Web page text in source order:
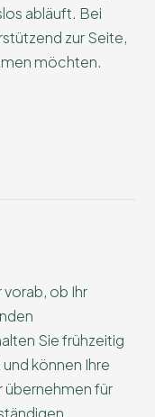
abläuft. Bei
zur Seite,
möchten.
ob Ihr
Sie frühzeitig
können Ihre
übernehmen für